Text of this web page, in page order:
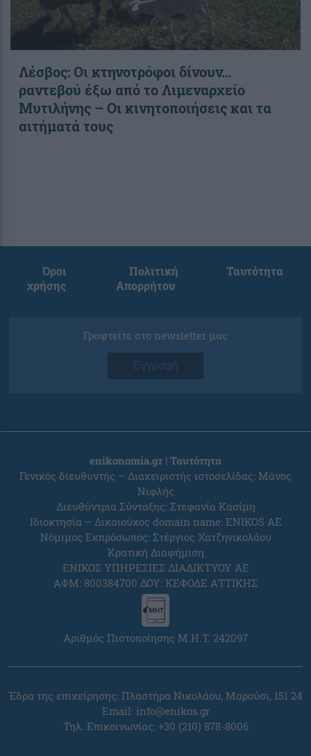
Λέσβος: Οι κτηνοτρόφοι δίνουν…
ραντεβού έξω από το Λιμεναρχείο
Μυτιλήνης – Οι κινητοποιήσεις και τα
αιτήματά τους
Όροι
χρήσης
Πολιτική
Απορρήτου
Ταυτότητα
Γραφτείτε στο newsletter μας
Εγγραφή
enikonomia.gr | Ταυτότητα
Γενικός διευθυντής – Διαχειριστής ιστοσελίδας: Μάνος
Νιφλής
Διευθύντρια Σύνταξης: Στεφανία Κασίμη
Ιδιοκτησία – Δικαιούχος domain name: ENIKOS AE
Νόμιμος Εκπρόσωπος: Στέργιος Χατζηνικολάου
Κρατική Διαφήμιση
ΕΝΙΚΟΣ ΥΠΗΡΕΣΙΕΣ ΔΙΑΔΙΚΤΥΟΥ ΑΕ
ΑΦΜ: 800384700 ΔΟΥ: ΚΕΦΟΔΕ ΑΤΤΙΚΗΣ
Αριθμός Πιστοποίησης Μ.Η.Τ. 242097
Έδρα της επιχείρησης: Πλαστήρα Νικολάου, Μαρούσι, 151 24
Email: info@enikos.gr
Τηλ. Επικοινωνίας: +30 (210) 878-8006